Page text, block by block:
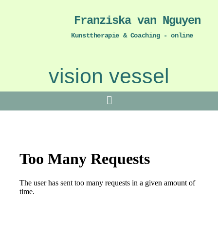
Franziska van Nguyen
Kunsttherapie & Coaching - online
vision vessel